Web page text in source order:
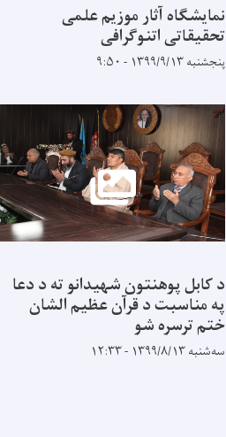
نمایشگاه آثار موزیم علمی
تحقیقاتی اتنوگرافی
پنجشنبه ۱۳۹۹/۹/۱۳ - ۹:۵۰
د کابل پوهنتون شهیدانو ته د دعا
په مناسبت د قرآن عظیم الشان
ختم ترسره شو
سه‌شنبه ۱۳۹۹/۸/۱۳ - ۱۲:۳۳